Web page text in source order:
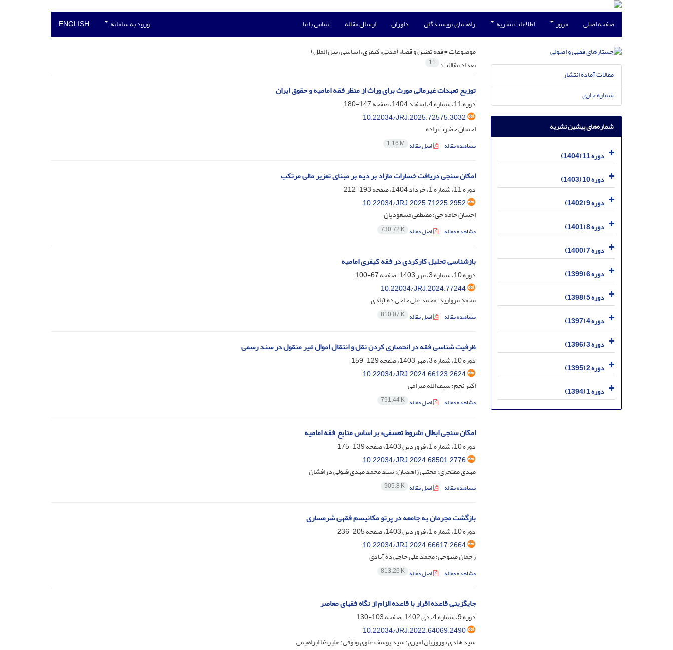
صفحه اصلی مرور اطلاعات نشریه راهنمای نویسندگان داوران ارسال مقاله تماس با ما ورود به سامانه ENGLISH
موضوعات =فقه تقنین و قضاء (مدنی، کیفری، اساسی، بین الملل)
تعداد مقالات: 11
توزیع تعهدات غیرمالی مورث برای وراث از منظر فقه امامیه و حقوق ایران
دوره 11، شماره 4، اسفند 1404، صفحه
147-180
10.22034/JRJ.2025.72575.3032
احسان حضرت زاده
مشاهده مقاله اصل مقاله 1.16 M
امکان‌ سنجی دریافت خسارات مازاد بر دیه بر مبنای تعزیر مالی مرتکب
دوره 11، شماره 1، خرداد 1404، صفحه
193-212
10.22034/JRJ.2025.71225.2952
احسان خامه چی؛ مصطفی مسعودیان
مشاهده مقاله اصل مقاله 730.72 K
بازشناسی تحلیل کارکردی در فقه کیفری امامیه
دوره 10، شماره 3، مهر 1403، صفحه
67-100
10.22034/JRJ.2024.77244
محمد مروارید؛ محمد علی حاجی ده آبادی
مشاهده مقاله اصل مقاله 810.07 K
ظرفیت شناسی فقه در انحصاری کردن نقل و انتقال اموال غیر منقول در سند رسمی
دوره 10، شماره 3، مهر 1403، صفحه
129-159
10.22034/JRJ.2024.66123.2624
اکبر نجم؛ سیف الله صرامی
مشاهده مقاله اصل مقاله 791.44 K
امکان‏ سنجی ابطال «شروط تعسفی» بر اساس منابع فقه امامیه
دوره 10، شماره 1، فروردین 1403، صفحه
139-175
10.22034/JRJ.2024.68501.2776
مهدی مفتخری؛ مجتبی زاهدیان؛ سید محمد مهدی قبولی درافشان
مشاهده مقاله اصل مقاله 905.8 K
بازگشت مجرمان به جامعه در پرتو مکانیسم فقهی شرمساری
دوره 10، شماره 1، فروردین 1403، صفحه
205-236
10.22034/JRJ.2024.66617.2664
رحمان صبوحی؛ محمد علی حاجی ده آبادی
مشاهده مقاله اصل مقاله 813.26 K
جایگزینی قاعده اقرار با قاعده الزام از نگاه فقهای معاصر
دوره 9، شماره 4، دی 1402، صفحه
103-130
10.22034/JRJ.2022.64069.2490
سید هادی نوروزیان امیری؛ سید یوسف علوی وثوقی؛ علیرضا ابراهیمی
مقالات آماده انتشار
شماره جاری
شماره‌های پیشین نشریه
دوره 11 (1404)
دوره 10 (1403)
دوره 9 (1402)
دوره 8 (1401)
دوره 7 (1400)
دوره 6 (1399)
دوره 5 (1398)
دوره 4 (1397)
دوره 3 (1396)
دوره 2 (1395)
دوره 1 (1394)